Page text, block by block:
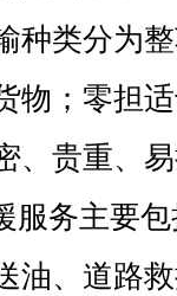
种类分为
物；零担
、贵重、
务主要包
油、道路